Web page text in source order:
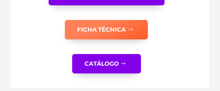
FICHA TÉCNICA
CATÁLOGO